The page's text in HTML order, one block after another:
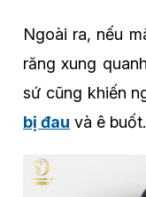
Ngoài ra, nếu
răng xung
sứ cũng khiến
bị đau và ê buốt.